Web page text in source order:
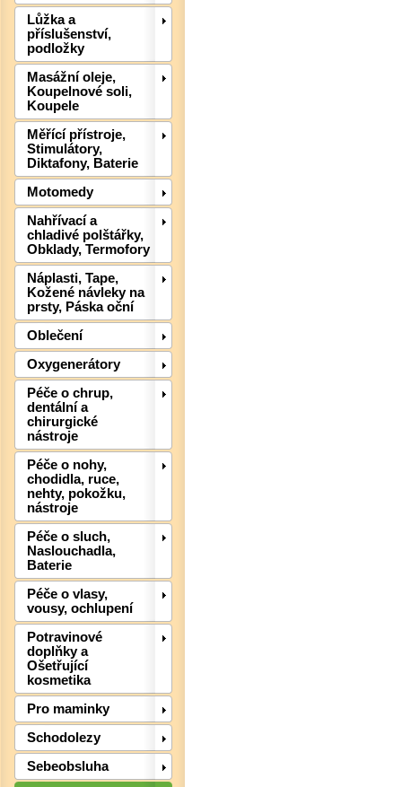
Lůžka a
příslušenství,
podložky
Masážní oleje,
Koupelnové soli,
Koupele
Měřící přístroje,
Stimulátory,
Diktafony, Baterie
Motomedy
Nahřívací a
chladivé polštářky,
Obklady, Termofory
Náplasti, Tape,
Kožené návleky na
prsty, Páska oční
Oblečení
Oxygenerátory
Péče o chrup,
dentální a
chirurgické
nástroje
Péče o nohy,
chodidla, ruce,
nehty, pokožku,
nástroje
Péče o sluch,
Naslouchadla,
Baterie
Péče o vlasy,
vousy, ochlupení
Potravinové
doplňky a
Ošetřující
kosmetika
Pro maminky
Schodolezy
Sebeobsluha